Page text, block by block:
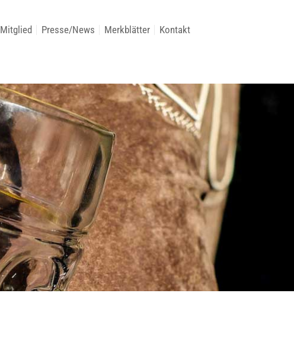
Mitglied Presse/News Merkblätter Kontakt